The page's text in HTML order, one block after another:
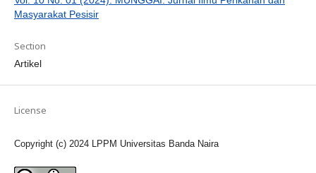
Masyarakat Pesisir
Section
Artikel
License
Copyright (c) 2024 LPPM Universitas Banda Naira